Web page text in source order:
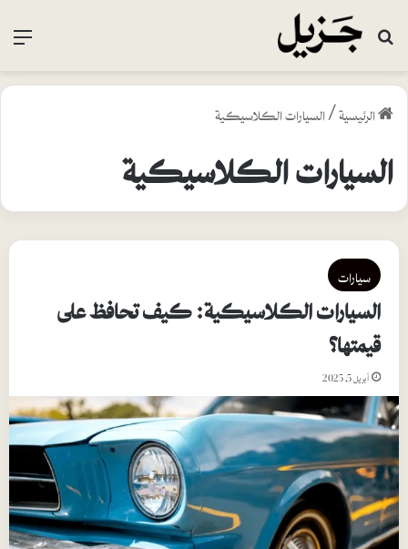
بحث عن
الرئيسية/السيارات الكلاسيكية
السيارات الكلاسيكية
سيارات
السيارات الكلاسيكية: كيف تحافظ على
قيمتها؟
أبريل 5, 2025